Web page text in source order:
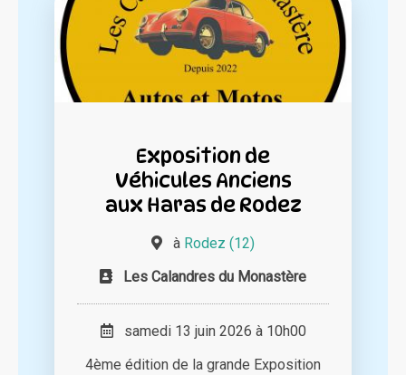
Exposition de
Véhicules Anciens
aux Haras de Rodez
à Rodez (12)
Les Calandres du Monastère
samedi 13 juin 2026 à 10h00
4ème édition de la grande Exposition